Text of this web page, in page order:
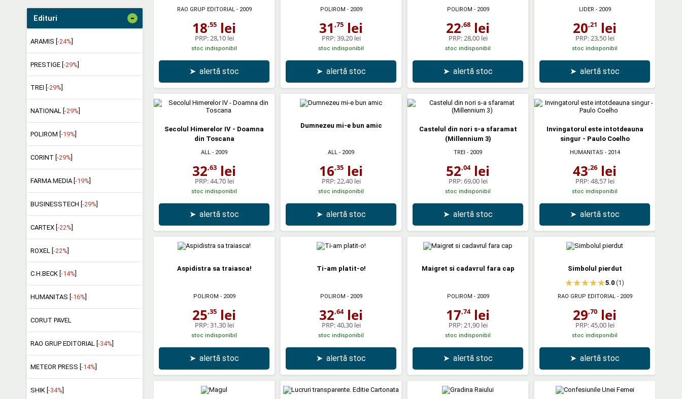
Edituri -
ARAMIS [-24%]
PRESTIGE [-29%]
TREI [ -29%
NATIONAL [ -29%
POLIROM [ -19%
CORINT [ -29%
FARMA MEDIA [ -19%
BUSINESSTECH [ -29%
CARTEX [-22%]
ROXEL [-22%]
C.H.BECK [ -14%
HUMANITAS [ -16%
CORUT PAVEL
RAO GRUP EDITORIAL [ -34%
METEOR PRESS [ -14%
SHIK [ -34%
RAO GRUP EDITORIAL - 2009
18,55 lei
PRP: 28,10 lei
stoc indisponibil
➤ alertă stoc
POLIROM - 2009
31 ,75 lei
PRP:39,20 lei
stoc indisponibil
➤ alertă stoc
POLIROM - 2009
22,68 lei
PRP: 28,00 lei
stoc indisponibil
➤ alertă stoc
LIDER - 2009
20,21 lei
PRP: 23,50 lei
stoc indisponibil
➤ alertă stoc
Secolul Himerelor IV - Doamna
din Toscana
ALL - 2009
32,63 lei
PRP:44,70 lei
stoc indisponibil
➤ alertă stoc
Dumnezeu mi-e bun amic
ALL - 2009
16,35 lei
PRP: 22,40 lei
stoc indisponibil
➤ alertă stoc
Castelul din nori s-a sfaramat
(Millennium 3)
TREI - 2009
52,04lei
PRP:69,00 lei
stoc indisponibil
➤ alertă stoc
Invingatorul este intotdeauna
singur - Paulo Coelho
HUMANITAS - 2014
43,26 lei
PRP:48,57 lei
stoc indisponibil
➤ alertă stoc
Aspidistra sa traiasca!
POLIROM - 2009
25,35 lei
PRP:31,30 lei
stoc indisponibil
➤ alertă stoc
Ti-am platit-o!
POLIROM - 2009
32,64lei
PRP:40,30 lei
stoc indisponibil
➤ alertă stoc
Maigret si cadavrul fara cap
POLIROM - 2009
17,74lei
PRP: 21,90 lei
stoc indisponibil
➤ alertă stoc
Simbolul pierdut
5.0(1)
RAO GRUP EDITORIAL - 2009
29,70 lei
PRP:45,00 lei
stoc indisponibil
➤ alertă stoc